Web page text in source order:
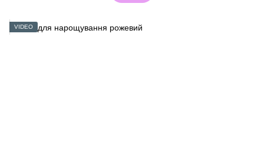
VIDEO